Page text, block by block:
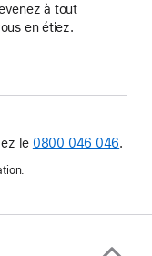
à tout
en étiez.
le 0800 046 046.